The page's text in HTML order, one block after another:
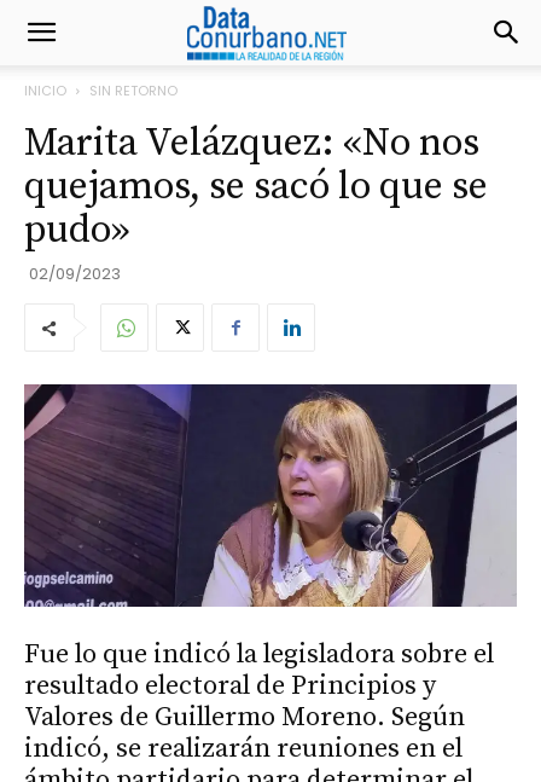
INICIO SIN RETORNO
Marita Velázquez: «No nos
quejamos, se sacó lo que se
pudo»
02/09/2023
Fue lo que indicó la legisladora sobre el
resultado electoral de Principios y
Valores de Guillermo Moreno. Según
indicó, se realizarán reuniones en el